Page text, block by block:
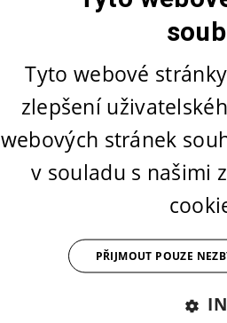
Tyto webové
zlepšení
webových stránek
v souladu s našimi
PŘIJMOUT POUZE